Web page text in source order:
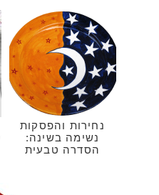
נחירות והפסקות
נשימה בשינה:
הסדרה טבעית